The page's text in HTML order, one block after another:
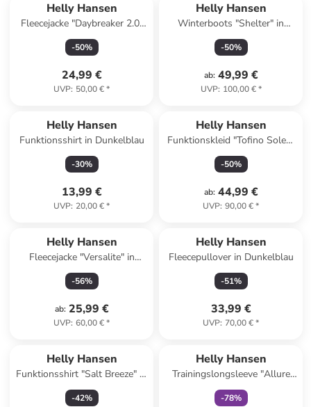
Helly Hansen
Fleecejacke "Daybreaker 2.0"
in Schwarz
-50%
24,99 €
UVP: 50,00 €*
Helly Hansen
Winterboots "Shelter" in
Dunkelblau
-50%
ab: 49,99 €
UVP: 100,00 €*
Helly Hansen
Funktionsshirt in Dunkelblau
-30%
13,99 €
UVP: 20,00 €*
Helly Hansen
Funktionskleid "Tofino Solen"
in Dunkelblau
-50%
ab: 44,99 €
UVP: 90,00 €*
Helly Hansen
Fleecejacke "Versalite" in
Türkis
-56%
ab: 25,99 €
UVP: 60,00 €*
Helly Hansen
Fleecepullover in Dunkelblau
-51%
33,99 €
UVP: 70,00 €*
Helly Hansen
Funktionsshirt "Salt Breeze" in
Weiß
-42%
Helly Hansen
Trainingslongsleeve "Allure
Seamless" in Orange
-78%